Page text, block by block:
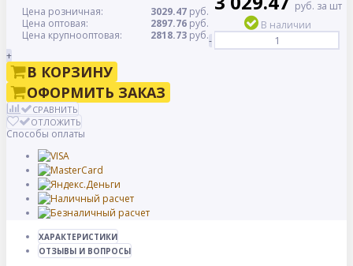
Цена розничная: 3029.47 руб.
Цена оптовая:
2897.76 руб.
Цена крупнооптовая:
2818.73 руб.
руб. за шт
В наличии
-
+
В КОРЗИНУ
ОФОРМИТЬ ЗАКАЗ
СРАВНИТЬ
ОТЛОЖИТЬ
Способы оплаты
ХАРАКТЕРИСТИКИ
ОТЗЫВЫ И ВОПРОСЫ